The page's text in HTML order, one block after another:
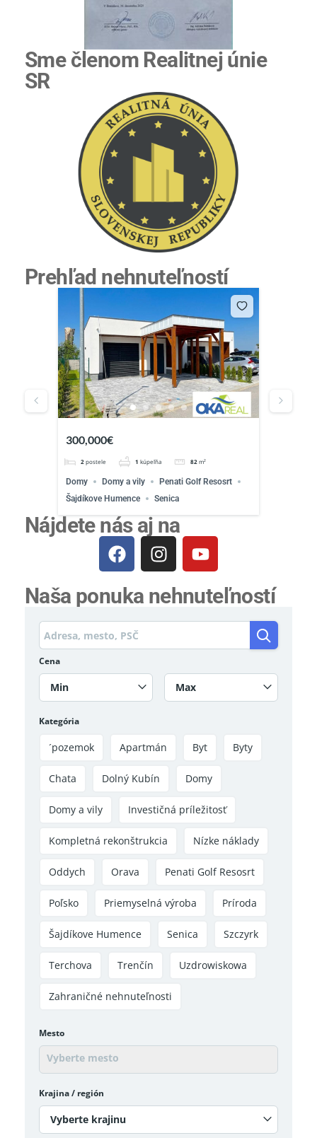
Sme členom Realitnej únie
SR
Prehľad nehnuteľností
300,000€
2 postele 1 kúpeľňa 82 m²
Domy Domy a vily
Penati Golf Resosrt
Šajdíkove Humence
Senica
Nájdete nás aj na
Naša ponuka nehnuteľností
Cena
Min Max
Kategória
´pozemok Apartmán Byt Byty
Chata Dolný Kubín Domy
Domy a vily Investičná príležitosť
Kompletná rekonštrukcia Nízke náklady
Oddych Orava Penati Golf Resosrt
Poľsko Priemyselná výroba Príroda
Šajdíkove Humence Senica Szczyrk
Terchova Trenčín Uzdrowiskowa
Zahraničné nehnuteľnosti
Mesto
Krajina / región
Vyberte krajinu